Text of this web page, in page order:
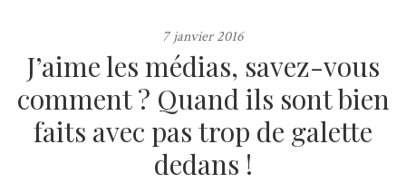
7 janvier 2016
J’aime les médias, savez-vous
comment ? Quand ils sont bien
faits avec pas trop de galette
dedans !